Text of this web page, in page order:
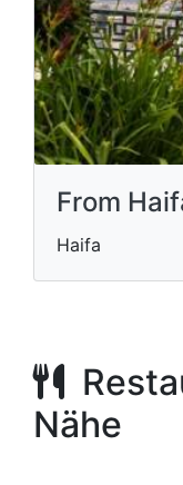
From
Haifa
Nähe